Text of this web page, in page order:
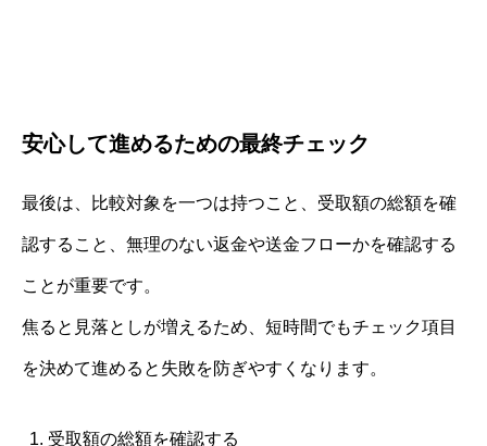
安心して進めるための最終チェック
最後は、比較対象を一つは持つこと、受取額の総額を確
認すること、無理のない返金や送金フローかを確認する
ことが重要です。
焦ると見落としが増えるため、短時間でもチェック項目
を決めて進めると失敗を防ぎやすくなります。
受取額の総額を確認する